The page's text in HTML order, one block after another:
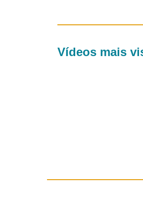
Vídeos mais